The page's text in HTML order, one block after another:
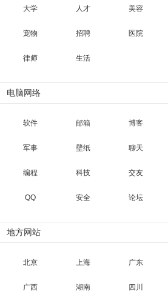
大学 人才 美容
宠物 招聘 医院
律师 生活
电脑网络
软件 邮箱 博客
军事 壁纸 聊天
编程 科技 交友
QQ 安全 论坛
地方网站
北京 上海 广东
广西 湖南 四川